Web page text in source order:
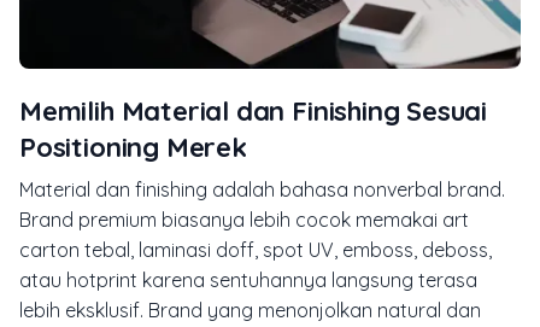
Memilih Material dan Finishing Sesuai
Positioning Merek
Material dan finishing adalah bahasa nonverbal brand.
Brand premium biasanya lebih cocok memakai art
carton tebal, laminasi doff, spot UV, emboss, deboss,
atau hotprint karena sentuhannya langsung terasa
lebih eksklusif. Brand yang menonjolkan natural dan